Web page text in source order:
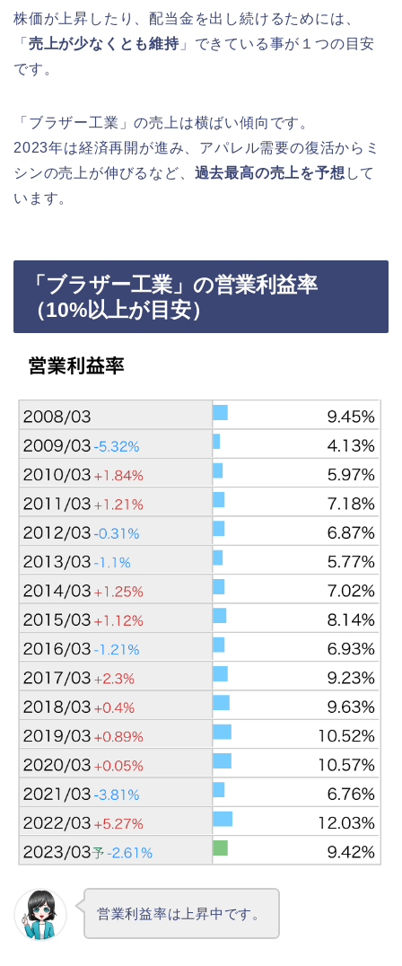
株価が上昇したり、配当金を出し続けるためには、
「 売上が少なくとも維持」できている事が１つの目安
です。
「ブラザー工業」の売上は横ばい傾向です。
2023年は経済再開が進み、アパレル需要の復活からミ
シンの売上が伸びるなど、 過去最高の売上を予想 して
います。
「ブラザー工業」の営業利益率
（10%以上が目安）
営業利益率は上昇中です。